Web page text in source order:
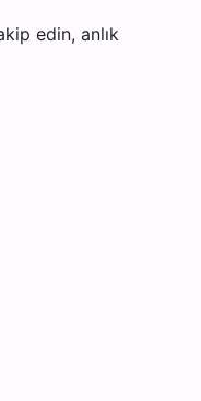
edin, anlık